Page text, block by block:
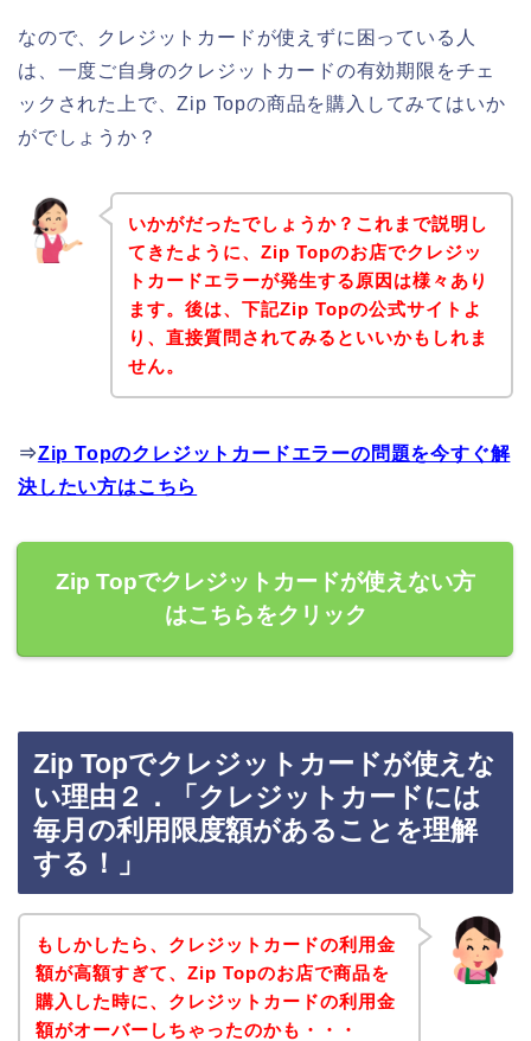
なので、クレジットカードが使えずに困っている人
は、一度ご自身のクレジットカードの有効期限をチェ
ックされた上で、Zip Topの商品を購入してみてはいか
がでしょうか？
いかがだったでしょうか？これまで説明し
てきたように、Zip Topのお店でクレジッ
トカードエラーが発生する原因は様々あり
ます。後は、下記Zip Topの公式サイトよ
り、直接質問されてみるといいかもしれま
せん。
⇒Zip Topのクレジットカードエラーの問題を今すぐ解
決したい方はこちら
Zip Topでクレジットカードが使えない方
はこちらをクリック
Zip Topでクレジットカードが使えな
い理由２．「クレジットカードには
毎月の利用限度額があることを理解
する！」
もしかしたら、クレジットカードの利用金
額が高額すぎて、Zip Topのお店で商品を
購入した時に、クレジットカードの利用金
額がオーバーしちゃったのかも・・・